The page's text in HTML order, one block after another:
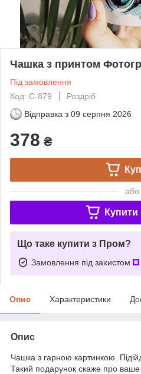
Чашка з принтом
Під замовлення
Код: C-879
Роздріб
Відправка з 09 серпня 2026
378 ₴
або
Купити
Що таке купити з Пром?
Замовлення під захистом
Опис Характеристики
Опис
Чашка з гарною картинкою.
Такий подарунок скаже про